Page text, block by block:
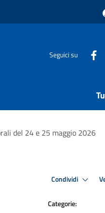
Seguici su
del 24 e 25 maggio 2026
Condividi
Categorie: